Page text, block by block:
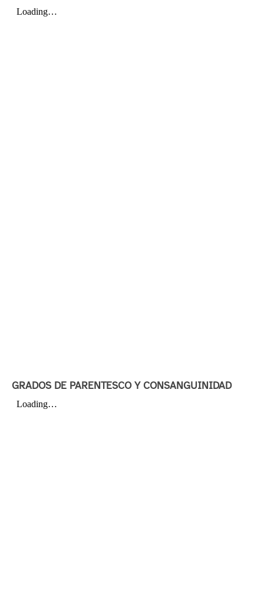
GRADOS DE PARENTESCO Y CONSANGUINIDAD